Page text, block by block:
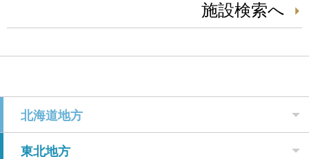
施設検索へ
北海道地方
東北地方